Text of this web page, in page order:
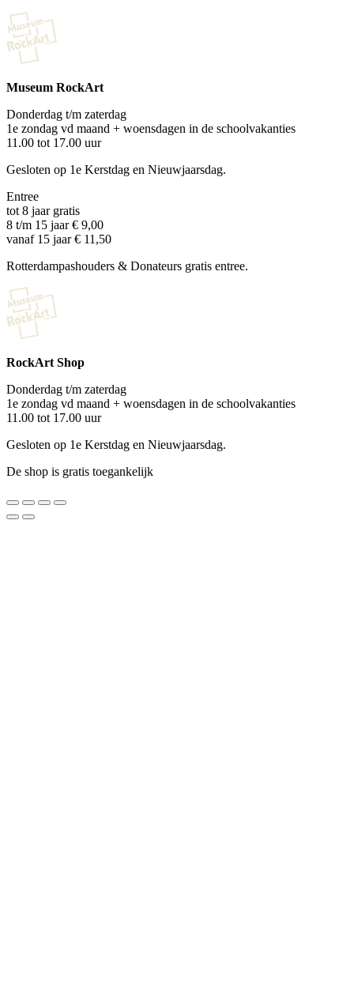
Museum RockArt
Donderdag t/m zaterdag
1e zondag vd maand + woensdagen in de schoolvakanties
11.00 tot 17.00 uur
Gesloten op 1e Kerstdag en Nieuwjaarsdag.
Entree
tot 8 jaar gratis
8 t/m 15 jaar € 9,00
vanaf 15 jaar € 11,50
Rotterdampashouders & Donateurs gratis entree.
RockArt Shop
Donderdag t/m zaterdag
1e zondag vd maand + woensdagen in de schoolvakanties
11.00 tot 17.00 uur
Gesloten op 1e Kerstdag en Nieuwjaarsdag.
De shop is gratis toegankelijk